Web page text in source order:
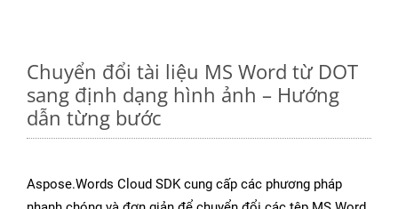
Chuyển đổi tài liệu MS Word từ DOT
sang định dạng hình ảnh – Hướng
dẫn từng bước
Aspose.Words Cloud SDK cung cấp các phương pháp